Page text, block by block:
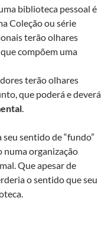
biblioteca pessoal é
Coleção ou série
terão olhares
compõem uma
terão olhares
que poderá e deverá
sentido de “fundo”
organização
Que apesar de
o sentido que seu